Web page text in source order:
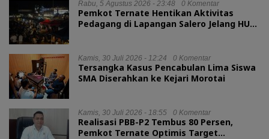
Rabu, 5 Agustus 2026 - 23:48 0 Komentar
Pemkot Ternate Hentikan Aktivitas
Pedagang di Lapangan Salero Jelang HUT
Kamis, 30 Juli 2026 - 12:24 0 Komentar
Tersangka Kasus Pencabulan Lima Siswa
SMA Diserahkan ke Kejari Morotai
Kamis, 30 Juli 2026 - 18:55 0 Komentar
Realisasi PBB-P2 Tembus 80 Persen,
Pemkot Ternate Optimis Target